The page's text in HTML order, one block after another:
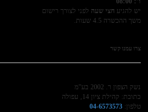
יש להגיע חצי שעה לפני לצורך רישום
משך ההכשרה 4.5 שעות.
צרו עמנו קשר
נשק הצפון ר. 2002 בע”מ
כתובת: קהילת ציון 14, עפולה
טלפון: 04-6573573